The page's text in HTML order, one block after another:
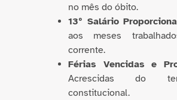
no mês do óbito.
13º Salário
aos meses
corrente.
Férias Vencidas e
Acrescidas do
constitucional.